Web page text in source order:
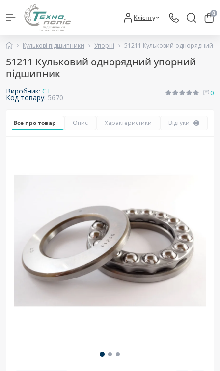
Клієнту 0
Кулькові підшипники Упорні 51211 Кульковий однорядний
51211 Кульковий однорядний упорний
підшипник
Виробник: CT
Код товару:5670
0
Все про товар Опис Характеристики Відгуки 0